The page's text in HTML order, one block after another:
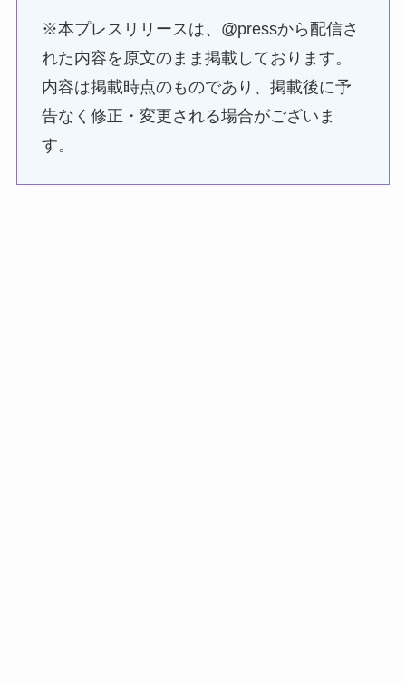
※本プレスリリースは、@pressから配信さ
れた内容を原文のまま掲載しております。
内容は掲載時点のものであり、掲載後に予
告なく修正・変更される場合がございま
す。